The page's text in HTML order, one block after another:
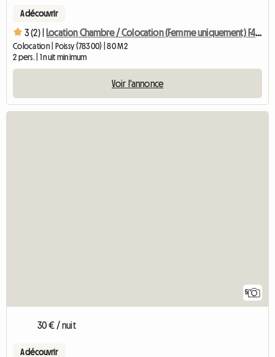
A découvrir
3 (2) | Location Chambre / Colocation (Femme uniquement) F4 à Poissy
Colocation | Poissy (78300) | 80 M2
2 pers. | 1 nuit minimum
Voir l'annonce
5
30 € / nuit
A découvrir